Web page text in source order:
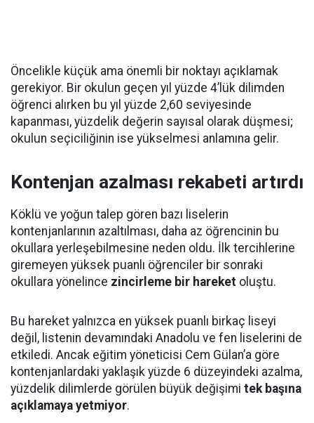
Öncelikle küçük ama önemli bir noktayı açıklamak
gerekiyor. Bir okulun geçen yıl yüzde 4’lük dilimden
öğrenci alırken bu yıl yüzde 2,60 seviyesinde
kapanması, yüzdelik değerin sayısal olarak düşmesi;
okulun seçiciliğinin ise yükselmesi anlamına gelir.
Kontenjan azalması rekabeti artırdı
Köklü ve yoğun talep gören bazı liselerin
kontenjanlarının azaltılması, daha az öğrencinin bu
okullara yerleşebilmesine neden oldu. İlk tercihlerine
giremeyen yüksek puanlı öğrenciler bir sonraki
okullara yönelince zincirleme bir hareket oluştu.
Bu hareket yalnızca en yüksek puanlı birkaç liseyi
değil, listenin devamındaki Anadolu ve fen liselerini de
etkiledi. Ancak eğitim yöneticisi Cem Gülan’a göre
kontenjanlardaki yaklaşık yüzde 6 düzeyindeki azalma,
yüzdelik dilimlerde görülen büyük değişimi tek başına
açıklamaya yetmiyor.